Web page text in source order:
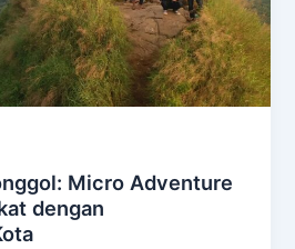
Micro Adventure
dengan